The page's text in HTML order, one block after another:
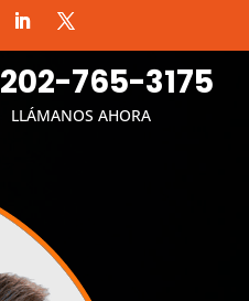
202-765-3175
LLÁMANOS AHORA